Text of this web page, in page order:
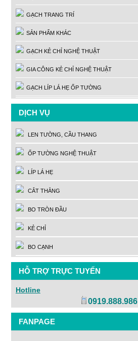
GẠCH TRANG TRÍ
SẢN PHẨM KHÁC
GẠCH KẺ CHỈ NGHỆ THUẬT
GIA CÔNG KẺ CHỈ NGHỆ THUẬT
GẠCH LÍP LÁ HẸ ỐP TƯỜNG
DỊCH VỤ
LEN TƯỜNG, CẦU THANG
ỐP TƯỜNG NGHỆ THUẬT
LÍP LÁ HẸ
CẮT THẲNG
BO TRÒN ĐẦU
KẺ CHỈ
BO CẠNH
HỖ TRỢ TRỰC TUYẾN
Hotline
0919.888.986
FANPAGE